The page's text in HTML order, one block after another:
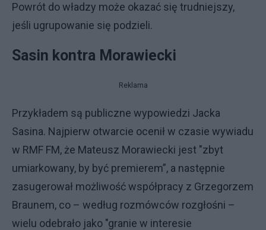
Powrót do władzy może okazać się trudniejszy,
jeśli ugrupowanie się podzieli.
Sasin kontra Morawiecki
Reklama
Przykładem są publiczne wypowiedzi Jacka
Sasina. Najpierw otwarcie ocenił w czasie wywiadu
w RMF FM, że Mateusz Morawiecki jest "zbyt
umiarkowany, by być premierem”, a następnie
zasugerował możliwość współpracy z Grzegorzem
Braunem, co – według rozmówców rozgłośni –
wielu odebrało jako "granie w interesie